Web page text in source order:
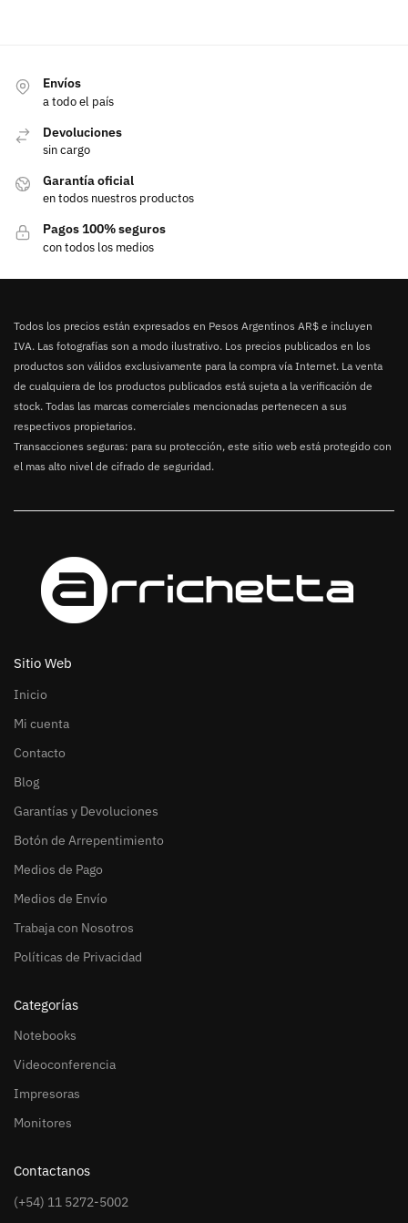
Envíos
a todo el país
Devoluciones
sin cargo
Garantía oficial
en todos nuestros productos
Pagos 100% seguros
con todos los medios
Todos los precios están expresados en Pesos Argentinos AR$ e incluyen
IVA. Las fotografías son a modo ilustrativo. Los precios publicados en los
productos son válidos exclusivamente para la compra vía Internet. La venta
de cualquiera de los productos publicados está sujeta a la verificación de
stock. Todas las marcas comerciales mencionadas pertenecen a sus
respectivos propietarios.
Transacciones seguras: para su protección, este sitio web está protegido con
el mas alto nivel de cifrado de seguridad.
Sitio Web
Inicio
Mi cuenta
Contacto
Blog
Garantías y Devoluciones
Botón de Arrepentimiento
Medios de Pago
Medios de Envío
Trabaja con Nosotros
Políticas de Privacidad
Categorías
Notebooks
Videoconferencia
Impresoras
Monitores
Contactanos
(+54) 11 5272-5002